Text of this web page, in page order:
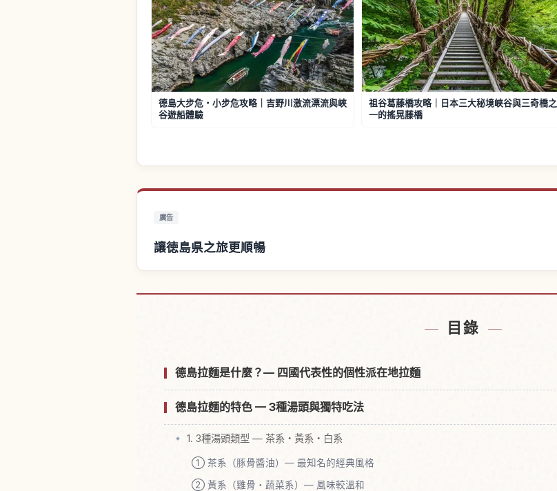
德島大步危・小步危攻略｜吉野川激流漂流與峽
谷遊船體驗
祖谷葛藤橋攻略｜日本三大秘境峽谷與三奇橋之
一的搖晃藤橋
廣告
讓徳島県之旅更順暢
目錄
德島拉麵是什麼？— 四國代表性的個性派在地拉麵
德島拉麵的特色 — 3種湯頭與獨特吃法
1. 3種湯頭類型 — 茶系・黃系・白系
① 茶系（豚骨醬油）— 最知名的經典風格
② 黃系（雞骨・蔬菜系）— 風味較溫和